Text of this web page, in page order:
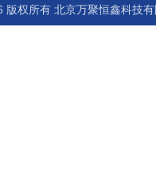
版权所有 北京万聚恒鑫科技